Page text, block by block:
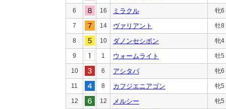
6 16 ミラクル 牝6
7 14 ヴァリアント 牡8
8 10 ダノンセシボン 牝4
9 1 ウォームライト 牡5
10 6 アシタバ 牝6
11 8 カフジエニアゴン 牝5
12 12 メルシー 牝5